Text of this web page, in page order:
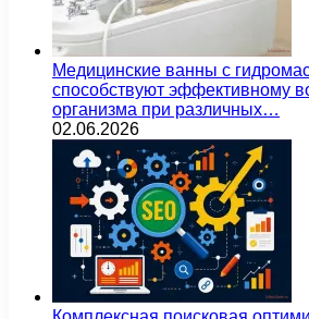
Медицинские ванны с
способствуют эффективному
организма при различных…
02.06.2026